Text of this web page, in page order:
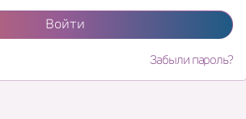
Войти
Забыли пароль?